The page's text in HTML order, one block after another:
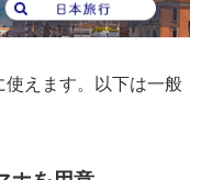
えます。以下は一般